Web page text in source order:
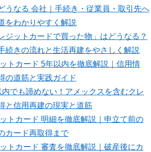
うなる 会社｜手続き・従業員・取引先へ
をわかりやすく解説
ジットカードで買った物」はどうなる？
続きの流れと生活再建をやさしく解説
トカード 5年以内を徹底解説｜信用情
の道筋と実践ガイド
でも諦めない！アメックスを含むクレ
と信用再建の現実と道筋
トカード 明細を徹底解説｜申立て前の
カード再取得まで
トカード 審査を徹底解説｜破産後にカ